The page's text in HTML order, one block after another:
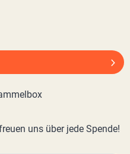
uns über jede Spende!